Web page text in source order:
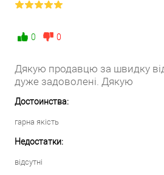
0 0
Дякую продавцю за швидку
дуже задоволені. Дякую
Достоинства:
гарна якість
Недостатки:
відсутні